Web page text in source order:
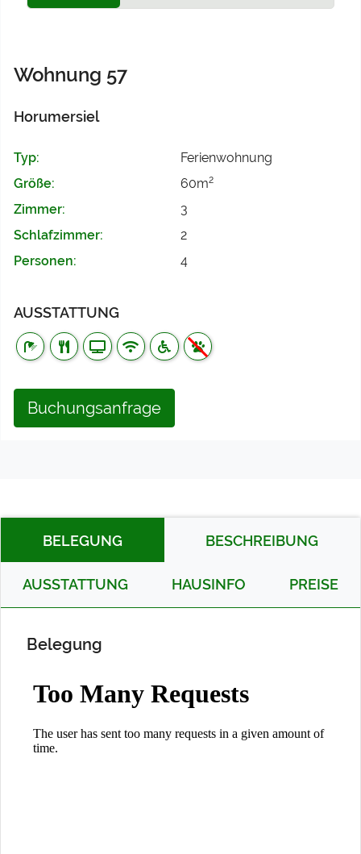
Wohnung 57
Horumersiel
Typ:
Ferienwohnung
Größe:
60m2
Zimmer:
3
Schlafzimmer:
2
Personen:
4
AUSSTATTUNG
Buchungsanfrage
BELEGUNG BESCHREIBUNG
AUSSTATTUNG HAUSINFO PREISE
Belegung